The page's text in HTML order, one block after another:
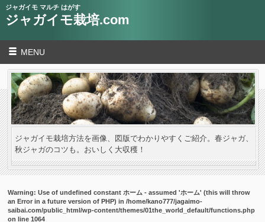
ジャガイモ マルチ はがす
ジャガイモ栽培.com
MENU
ジャガイモ栽培方法を画像、図版でわかりやすくご紹介。春ジャガ、
秋ジャガのコツも。おいしく大収穫！
Warning: Use of undefined constant ホーム - assumed 'ホーム' (this will throw
an Error in a future version of PHP) in/home/kano777/jagaimo-
saibai.com/public_html/wp-content/themes/01the_world_default/functions.php
on line1064